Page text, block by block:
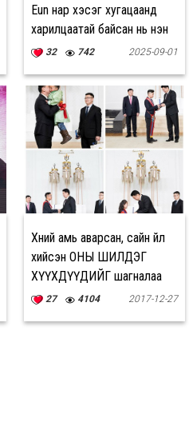
Eun нар хэсэг хугацаанд
харилцаатай байсан нь үнэн
32 742 2025-09-01
Хүний амь аварсан, сайн үйл
хийсэн ОНЫ ШИЛДЭГ
ХҮҮХДҮҮДИЙГ шагналаа
27 4104 2017-12-27